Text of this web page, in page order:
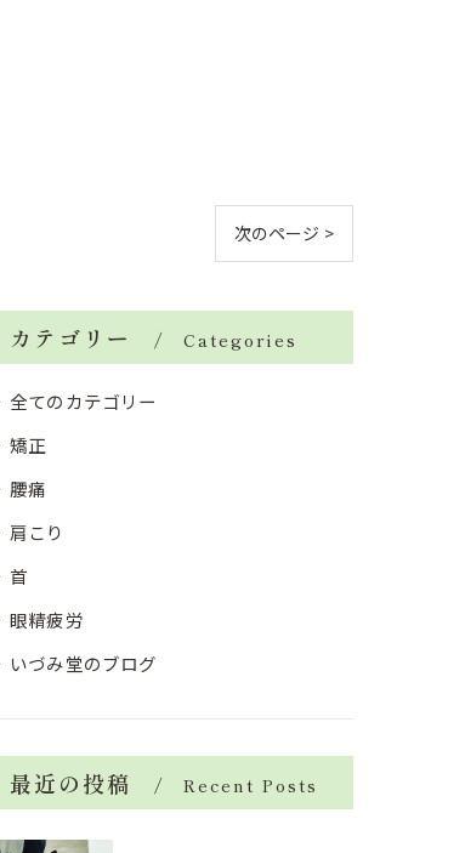
次のページ >
カテゴリー Categories
全てのカテゴリー
矯正
腰痛
肩こり
首
眼精疲労
いづみ堂のブログ
最近の投稿 Recent Posts